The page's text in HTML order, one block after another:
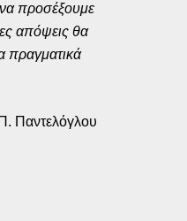
προσέξουμε
απόψεις θα
πραγματικά
Παντελόγλου